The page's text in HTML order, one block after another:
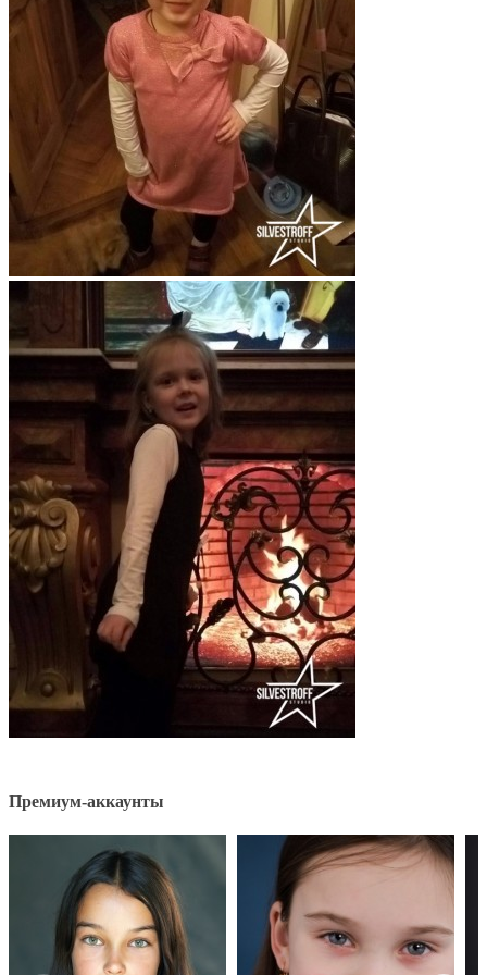
Премиум-аккаунты